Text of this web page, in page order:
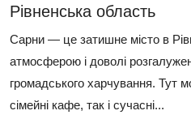
Рівненська область
Сарни — це затишне місто в
атмосферою і доволі
громадського харчування. Тут
сімейні кафе, так і сучасні...